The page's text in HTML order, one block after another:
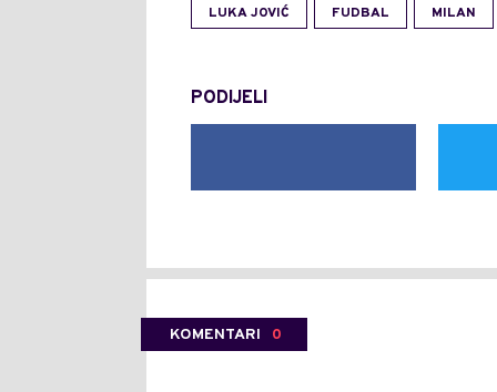
LUKA JOVIĆ FUDBAL MILAN
PODIJELI
KOMENTARI 0